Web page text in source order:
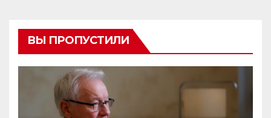
ВЫ ПРОПУСТИЛИ